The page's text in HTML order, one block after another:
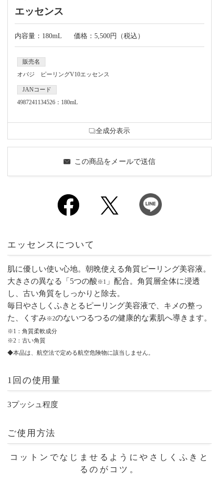
エッセンス
内容量：180mL 価格：5,500円（税込）
販売名
オバジ ピーリングV10エッセンス
JANコード
4987241134526：180mL
全成分表示
この商品をメールで送信
エッセンスについて
肌に優しい使い心地。朝晩使える角質ピーリング美容液。
大きさの異なる「5つの酸※1 」配合。角質層全体に浸透
し、古い角質をしっかりと除去。
毎日やさしくふきとるピーリング美容液で、キメの整っ
た、くすみ※2のないつるつるの健康的な素肌へ導きます。
※1：角質柔軟成分
※2：古い角質
◆本品は、航空法で定める航空危険物に該当しません。
1回の使用量
3プッシュ程度
ご使用方法
コットンでなじませるようにやさしくふきと
るのがコツ。